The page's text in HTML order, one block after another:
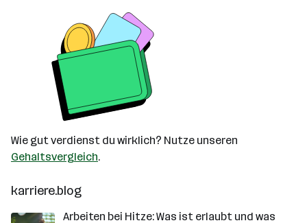
Wie gut verdienst du wirklich? Nutze unseren
Gehaltsvergleich.
karriere.blog
Arbeiten bei Hitze: Was ist erlaubt und was